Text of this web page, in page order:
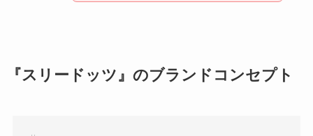
『スリードッツ』のブランドコンセプト